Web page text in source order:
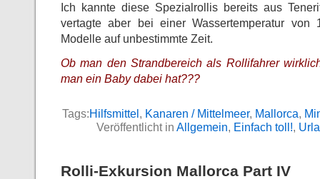
Ich kannte diese Spezialrollis bereits aus
vertagte aber bei einer Wassertemperatur von
Modelle auf unbestimmte Zeit.
Ob man den Strandbereich als Rollifahrer
man ein Baby dabei hat???
Tags:Hilfsmittel , Kanaren / Mittelmeer, Mallorca,
Veröffentlicht in Allgemein, Einfach toll!,
Rolli-Exkursion Mallorca Part IV